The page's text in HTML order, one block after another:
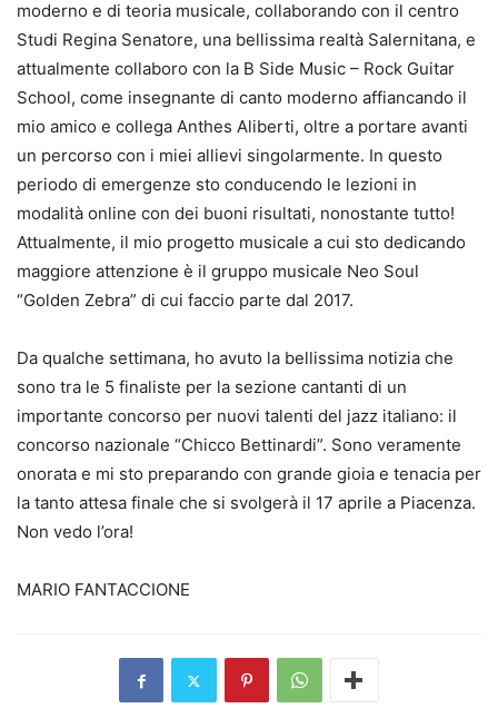
moderno e di teoria musicale, collaborando con il centro
Studi Regina Senatore, una bellissima realtà Salernitana, e
attualmente collaboro con la B Side Music – Rock Guitar
School, come insegnante di canto moderno affiancando il
mio amico e collega Anthes Aliberti, oltre a portare avanti
un percorso con i miei allievi singolarmente. In questo
periodo di emergenze sto conducendo le lezioni in
modalità online con dei buoni risultati, nonostante tutto!
Attualmente, il mio progetto musicale a cui sto dedicando
maggiore attenzione è il gruppo musicale Neo Soul
“Golden Zebra” di cui faccio parte dal 2017.
Da qualche settimana, ho avuto la bellissima notizia che
sono tra le 5 finaliste per la sezione cantanti di un
importante concorso per nuovi talenti del jazz italiano: il
concorso nazionale “Chicco Bettinardi”. Sono veramente
onorata e mi sto preparando con grande gioia e tenacia per
la tanto attesa finale che si svolgerà il 17 aprile a Piacenza.
Non vedo l’ora!
MARIO FANTACCIONE